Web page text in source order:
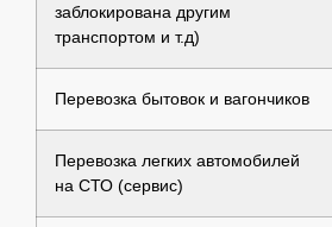
заблокирована другим
транспортом и т.д)
Перевозка бытовок и вагончиков
Перевозка легких автомобилей
на СТО (сервис)